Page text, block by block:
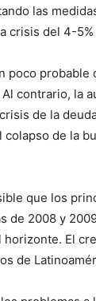
las
crisis del 4-
poco probable
contrario, la
de la
colapso de la
que los
de 2008 y
horizonte. El
de